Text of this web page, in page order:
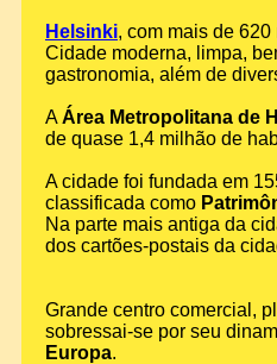
Helsinki, com mais de
Cidade moderna, limpa,
gastronomia, além de
AÁrea Metropolitana de
de quase 1,4 milhão de
A cidade foi fundada em
classificada como
Na parte mais antiga da
dos cartões-postais da
Grande centro comercial,
sobressai-se por seu
Europa.